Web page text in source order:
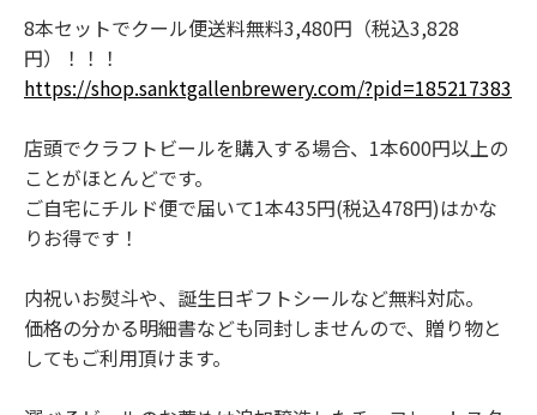
8本セットでクール便送料無料3,480円（税込3,828
円）！！！
https://shop.sanktgallenbrewery.com/?pid=185217383
店頭でクラフトビールを購入する場合、1本600円以上の
ことがほとんどです。
ご自宅にチルド便で届いて1本435円(税込478円)はかな
りお得です！
内祝いお熨斗や、誕生日ギフトシールなど無料対応。
価格の分かる明細書なども同封しませんので、贈り物と
してもご利用頂けます。